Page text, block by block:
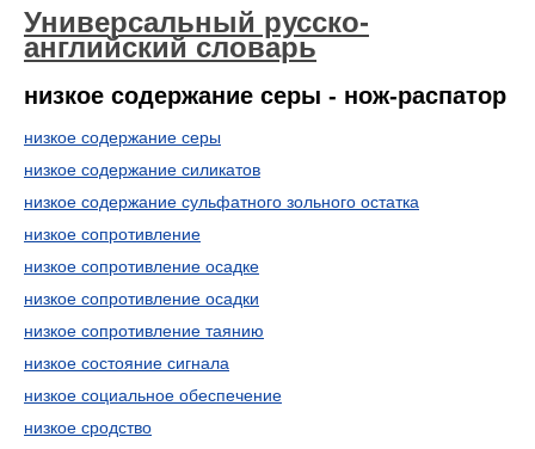
Универсальный русско-
английский словарь
низкое содержание серы - нож-распатор
низкое содержание серы
низкое содержание силикатов
низкое содержание сульфатного зольного остатка
низкое сопротивление
низкое сопротивление осадке
низкое сопротивление осадки
низкое сопротивление таянию
низкое состояние сигнала
низкое социальное обеспечение
низкое сродство